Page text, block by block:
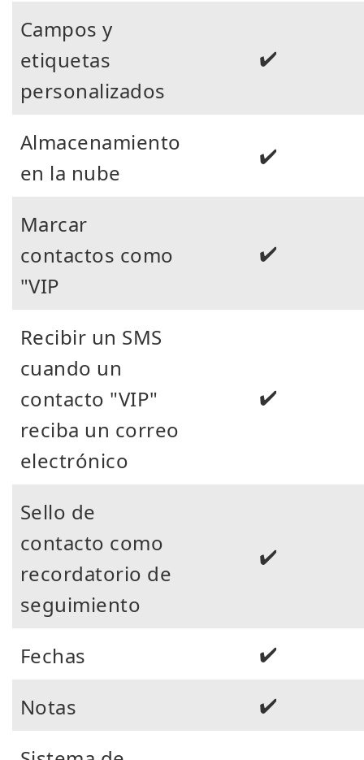
Campos y
etiquetas
personalizados
✔️
Almacenamiento
en la nube
✔️
Marcar
contactos como
"VIP
✔️
Recibir un SMS
cuando un
contacto "VIP"
reciba un correo
electrónico
✔️
Sello de
contacto como
recordatorio de
seguimiento
✔️
Fechas
✔️
Notas
✔️